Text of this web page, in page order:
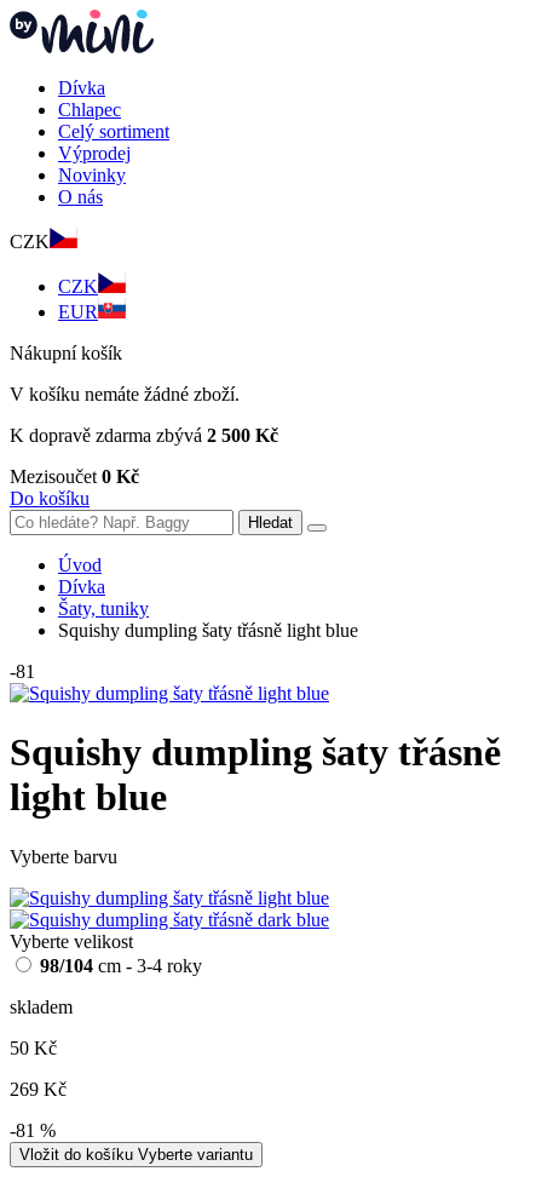
Dívka
Chlapec
Celý sortiment
Výprodej
Novinky
O nás
CZK
CZK
EUR
Nákupní košík
V košíku nemáte žádné zboží.
K dopravě zdarma zbývá 2 500 Kč
Mezisoučet 0 Kč
Do košíku
Hledat
Úvod
Dívka
Šaty, tuniky
Squishy dumpling šaty třásně light blue
-81
Squishy dumpling šaty třásně
light blue
Vyberte barvu
Vyberte velikost
98/104 cm - 3-4 roky
skladem
50 Kč
269 Kč
-81 %
Vložit do košíku Vyberte variantu